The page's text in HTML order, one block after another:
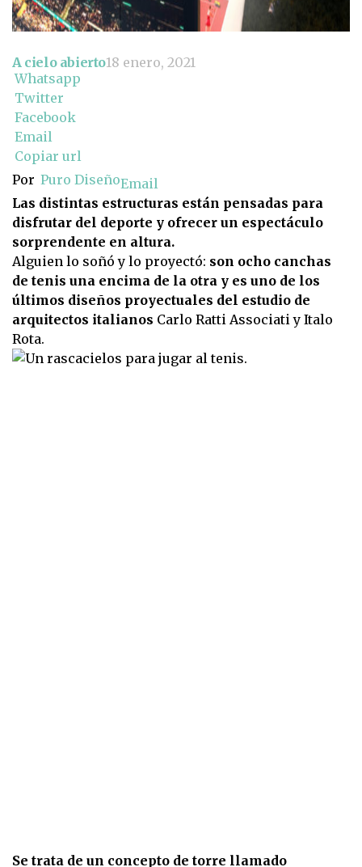
A cielo abierto18 enero, 2021
Whatsapp
Twitter
Facebook
Email
Copiar url
Por Puro DiseñoEmail
Las distintas estructuras están pensadas para
disfrutar del deporte y ofrecer un espectáculo
sorprendente en altura.
Alguien lo soñó y lo proyectó: son ocho canchas
de tenis una encima de la otra y es uno de los
últimos diseños proyectuales del estudio de
arquitectos italianos Carlo Ratti Associati y Italo
Rota.
Se trata de un concepto de torre llamado